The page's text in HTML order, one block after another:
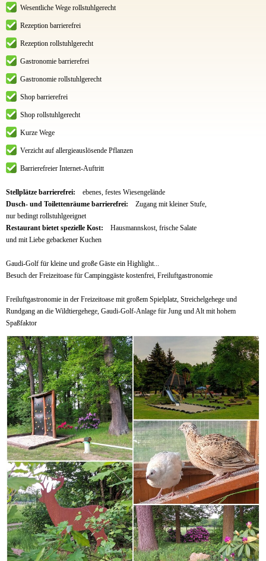
Wesentliche Wege rollstuhlgerecht
Rezeption barrierefrei
Rezeption rollstuhlgerecht
Gastronomie barrierefrei
Gastronomie rollstuhlgerecht
Shop barrierefrei
Shop rollstuhlgerecht
Kurze Wege
Verzicht auf allergieauslösende Pflanzen
Barrierefreier Internet-Auftritt
Stellplätze barrierefrei:
ebenes, festes Wiesengelände
Dusch- und Toilettenräume barrierefrei:
Zugang mit kleiner Stufe,
nur bedingt rollstuhlgeeignet
Restaurant bietet spezielle Kost:
Hausmannskost, frische Salate
und mit Liebe gebackener Kuchen
Gaudi-Golf für kleine und große Gäste ein Highlight...
Besuch der Freizeitoase für Campinggäste kostenfrei, Freiluftgastronomie
Freiluftgastronomie in der Freizeitoase mit großem Spielplatz, Streichelgehege und
Rundgang an die Wildtiergehege, Gaudi-Golf-Anlage für Jung und Alt mit hohem
Spaßfaktor